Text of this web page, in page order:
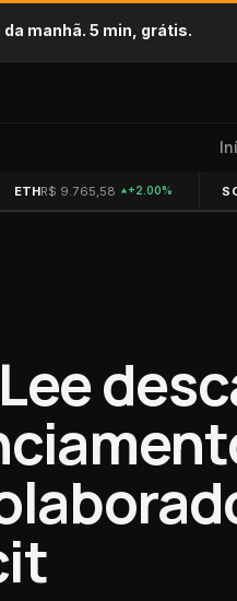
manhã. 5 min, grátis.
ETHR$ 9.765,58 +2.00%